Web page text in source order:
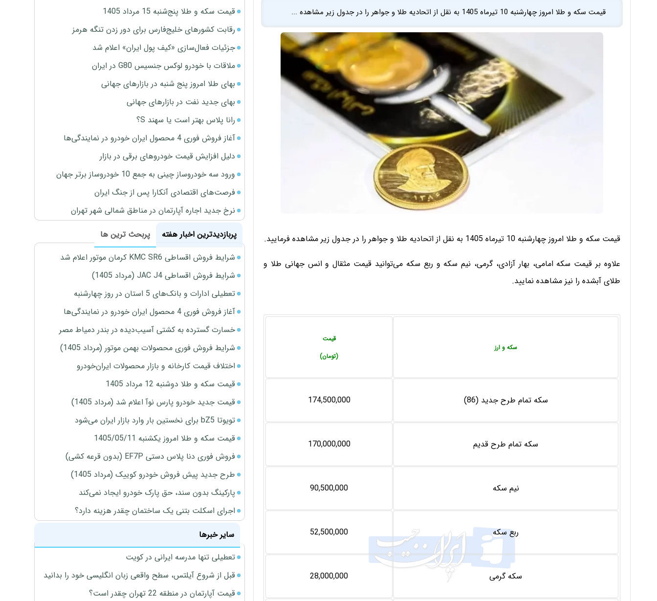
قیمت سکه و طلا امروز چهارشنبه 10 تیرماه 1405 به نقل از اتحادیه طلا و جواهر را در جدول زیر مشاهده ...
قیمت سکه و طلا امروز چهارشنبه 10 تیرماه 1405 به نقل از اتحادیه طلا و جواهر را در جدول زیر مشاهده فرمایید.
علاوه بر قیمت سکه امامی، بهار آزادی، گرمی، نیم سکه و ربع سکه می‌توانید قیمت مثقال و انس جهانی طلا و
طلای آبشده را نیز مشاهده نمایید.
سکه و ارز
قیمت
(تومان)
سکه تمام طرح جدید (86) 174,500,000
سکه تمام طرح قدیم 170,000,000
نیم سکه 90,500,000
ربع سکه 52,500,000
سکه گرمی 28,000,000
قیمت سکه و طلا پنج‌شنبه 15 مرداد 1405
رقابت کشورهای خلیج‌فارس برای دور زدن تنگه هرمز
جزئیات فعال‌سازی «کیف پول ایران» اعلام شد
ملاقات با خودرو لوکس جنسیس G80 در ایران
بهای طلا امروز پنج شنبه در بازارهای جهانی
بهای جدید نفت در بازارهای جهانی
رانا پلاس بهتر است یا سهند S؟
آغاز فروش فوری 4 محصول ایران خودرو در نمایندگی‌ها
دلیل افزایش قیمت خودروهای برقی در بازار
ورود سه خودروساز چینی به جمع 10 خودروساز برتر جهان
فرصت‌های اقتصادی آنکارا پس از جنگ ایران
نرخ جدید اجاره آپارتمان در مناطق شمالی شهر تهران
پربازدیدترین اخبار هفته
پربحث ترین ها
شرایط فروش اقساطی KMC SR6 کرمان موتور اعلام شد
شرایط فروش اقساطی JAC J4 (مرداد 1405)
تعطیلی ادارات و بانک‌های 5 استان در روز چهارشنبه
آغاز فروش فوری 4 محصول ایران خودرو در نمایندگی‌ها
خسارت گسترده به کشتی آسیب‌دیده در بندر دمیاط مصر
شرایط فروش فوری محصولات بهمن موتور (مرداد 1405)
اختلاف قیمت کارخانه و بازار محصولات ایران‌خودرو
قیمت سکه و طلا دوشنبه 12 مرداد 1405
قیمت جدید خودرو پارس نوآ اعلام شد (مرداد 1405)
تویوتا bZ5 برای نخستین بار وارد بازار ایران می‌شود
قیمت سکه و طلا امروز یکشنبه 1405/05/11
فروش فوری دنا پلاس دستی EF7P (بدون قرعه کشی)
طرح جدید پیش فروش خودرو کوییک (مرداد 1405)
پارکینگ بدون سند، حق پارک خودرو ایجاد نمی‌کند
اجرای اسکلت بتنی یک ساختمان چقدر هزینه دارد؟
سایر خبرها
تعطیلی تنها مدرسه ایرانی در کویت
قبل از شروع آیلتس، سطح واقعی زبان انگلیسی خود را بدانید
قیمت آپارتمان در منطقه 22 تهران چقدر است؟